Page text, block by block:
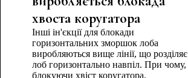
хвоста коругатора
Інші ін'єкції для блокади
горизонтальних зморшок лоба
виробляються вище лінії, що розділяє
лоб горизонтально навпіл. При чому,
блокуючи хвіст коругатора,